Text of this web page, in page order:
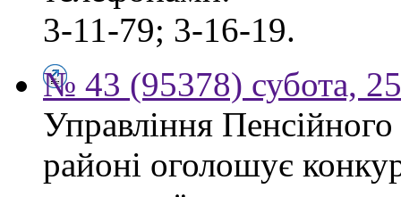
3-11-79; 3-16-19.
№ 43 (95378) субота,
Управління
районі оголошує